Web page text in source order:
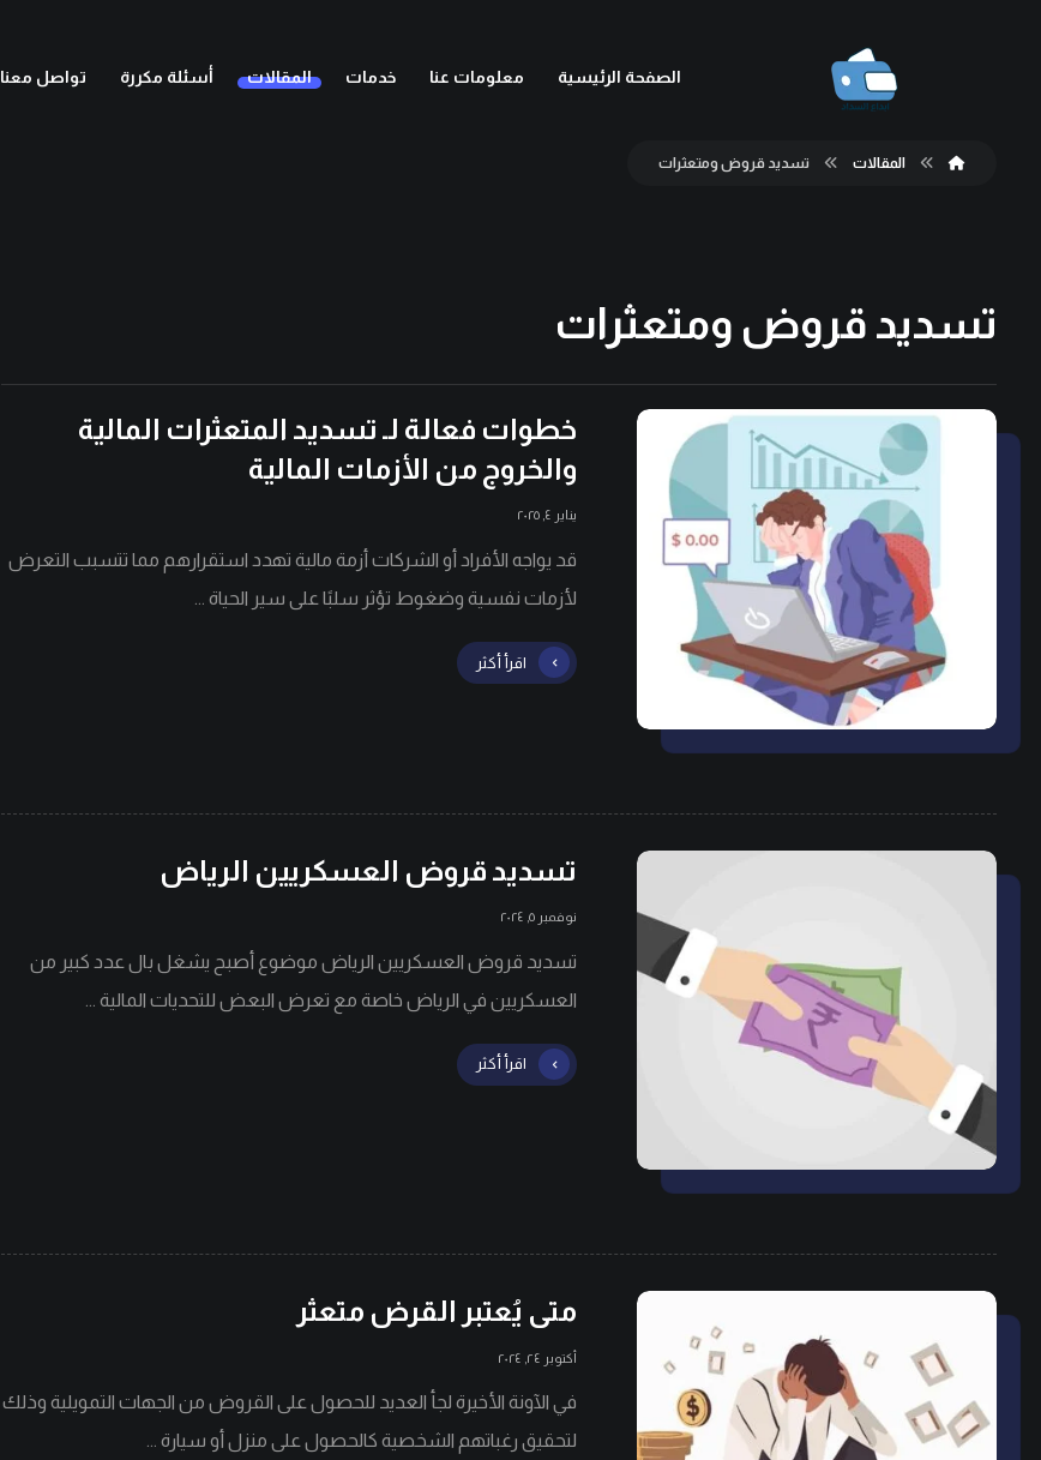
الصفحة الرئيسية معلومات عنا خدمات المقالات أسئلة مكررة تواصل معنا
المقالات تسديد قروض ومتعثرات
تسديد قروض ومتعثرات
خطوات فعالة لـ تسديد المتعثرات المالية
والخروج من الأزمات المالية
يناير ٤, ٢٠٢٥
قد يواجه الأفراد أو الشركات أزمة مالية تهدد استقرارهم مما تتسبب التعرض
لأزمات نفسية وضغوط تؤثر سلبًا على سير الحياة ...
اقرأ أكثر
تسديد قروض العسكريين الرياض
نوفمبر ٥, ٢٠٢٤
تسديد قروض العسكريين الرياض موضوع أصبح يشغل بال عدد كبير من
العسكريين في الرياض خاصة مع تعرض البعض للتحديات المالية ...
اقرأ أكثر
متى يُعتبر القرض متعثر
أكتوبر ٢٤, ٢٠٢٤
في الآونة الأخيرة لجأ العديد للحصول على القروض من الجهات التمويلية وذلك
لتحقيق رغباتهم الشخصية كالحصول على منزل أو سيارة ...